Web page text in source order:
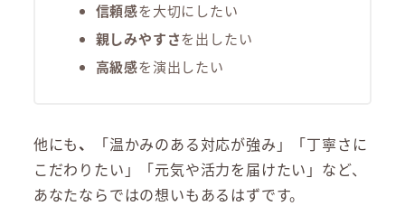
信頼感を大切にしたい
親しみやすさを出したい
高級感を演出したい
他にも、
「温かみのある対応が強み」「丁寧さに
こだわりたい」「元気や活力を届けたい」など、
あなたならではの想いもあるはずです。